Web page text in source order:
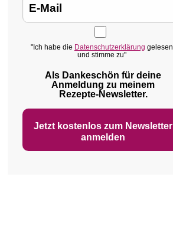
"Ich habe die Datenschutzerklärung gelesen
und stimme zu"
Als Dankeschön für deine
Anmeldung zu meinem
Rezepte‑Newsletter.
Jetzt kostenlos zum Newsletter
anmelden